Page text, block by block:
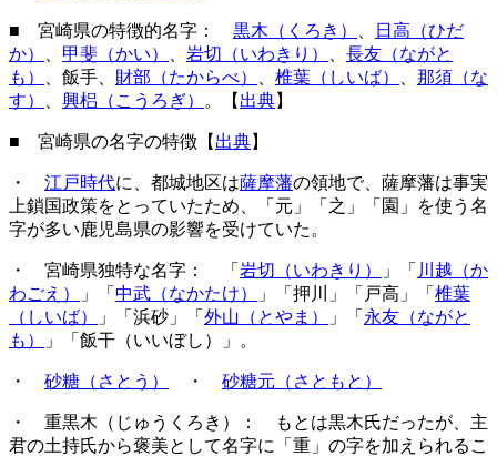
■ 宮崎県の特徴的名字： 黒木（くろき）
日高（ひだ
か）
甲斐（かい） 岩切（いわきり）
長友（ながと
も）
、飯手、 財部（たからべ） 椎葉（しいば）
那須（な
す）
興梠（こうろぎ） 。【 出典】
■ 宮崎県の名字の特徴【 出典】
・ 江戸時代に、都城地区は薩摩藩の領地で、薩摩藩は事実
上鎖国政策をとっていたため、「元」「之」「園」を使う名
字が多い鹿児島県の影響を受けていた。
・ 宮崎県独特な名字： 「 岩切（いわきり） 」「 川越（か
わごえ）
」「 中武（なかたけ） 」「押川」「戸高」「 椎葉
（しいば）
」「浜砂」「 外山（とやま） 」「 永友（ながと
も）
」「飯干（いいぼし）」。
・ 砂糖（さとう） ・ 砂糖元（さともと）
・ 重黒木（じゅうくろき）： もとは黒木氏だったが、主
君の土持氏から褒美として名字に「重」の字を加えられるこ